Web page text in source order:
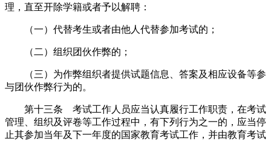
理，直至开除学籍或者予以解聘：
（一）代替考生或者由他人代替参加考试的；
（二）组织团伙作弊的；
（三）为作弊组织者提供试题信息、答案及相应设备等参
与团伙作弊行为的。
第十三条 考试工作人员应当认真履行工作职责，在考试
管理、组织及评卷等工作过程中，有下列行为之一的，应当停
止其参加当年及下一年度的国家教育考试工作，并由教育考试